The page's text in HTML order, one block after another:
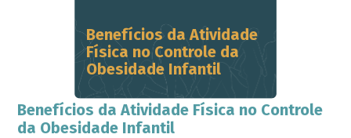
Benefícios da Atividade
Física no Controle da
Obesidade Infantil
Benefícios da Atividade Física no Controle
da Obesidade Infantil